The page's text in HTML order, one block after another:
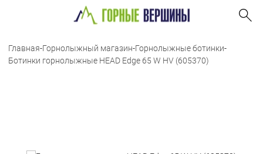
Главная-Горнолыжный магазин-Горнолыжные ботинки-
Ботинки горнолыжные HEAD Edge 65 W HV (605370)